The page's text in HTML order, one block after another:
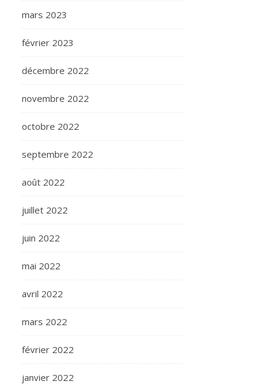
mars 2023
février 2023
décembre 2022
novembre 2022
octobre 2022
septembre 2022
août 2022
juillet 2022
juin 2022
mai 2022
avril 2022
mars 2022
février 2022
janvier 2022